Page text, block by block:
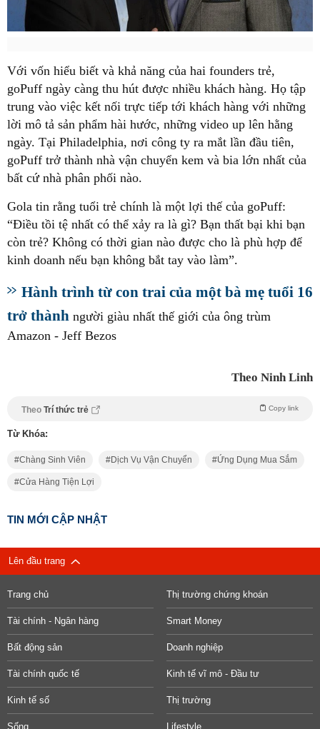
Với vốn hiểu biết và khả năng của hai founders trẻ,
goPuff ngày càng thu hút được nhiều khách hàng. Họ tập
trung vào việc kết nối trực tiếp tới khách hàng với những
lời mô tả sản phẩm hài hước, những video up lên hằng
ngày. Tại Philadelphia, nơi công ty ra mắt lần đầu tiên,
goPuff trở thành nhà vận chuyển kem và bia lớn nhất của
bất cứ nhà phân phối nào.
Gola tin rằng tuổi trẻ chính là một lợi thế của goPuff:
“Điều tồi tệ nhất có thể xảy ra là gì? Bạn thất bại khi bạn
còn trẻ? Không có thời gian nào được cho là phù hợp để
kinh doanh nếu bạn không bắt tay vào làm”.
Hành trình từ con trai của một bà mẹ tuổi 16
trở thành người giàu nhất thế giới của ông trùm
Amazon - Jeff Bezos
Theo Ninh Linh
Theo Trí thức trẻ Copy link
Từ Khóa:
Chàng Sinh Viên Dịch Vụ Vận Chuyển Ứng Dụng Mua Sắm
Cửa Hàng Tiện Lợi
TIN MỚI CẬP NHẬT
Lên đầu trang
Trang chủ Thị trường chứng khoán
Tài chính - Ngân hàng Smart Money
Bất động sản Doanh nghiệp
Tài chính quốc tế Kinh tế vĩ mô - Đầu tư
Kinh tế số Thị trường
Sống Lifestyle